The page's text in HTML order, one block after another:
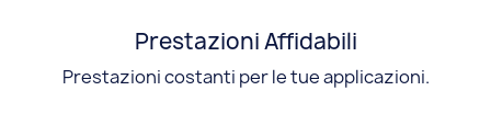
Prestazioni Affidabili
Prestazioni costanti per le tue applicazioni.